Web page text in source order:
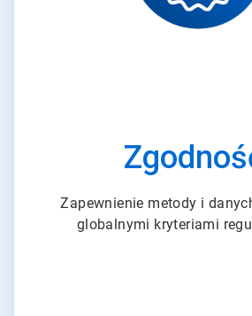
T
i
Zapewnienie metody i
globalnymi kryteriami